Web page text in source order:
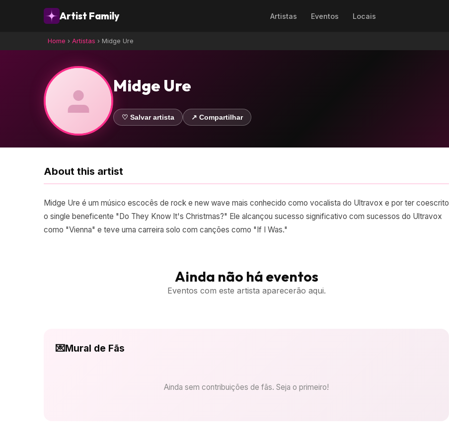
Artist Family Artistas Eventos Locais
Home › Artistas › Midge Ure
Midge Ure
♡ Salvar artista ↗ Compartilhar
About this artist
Midge Ure é um músico escocês de rock e new wave mais conhecido como vocalista do Ultravox e por ter coescrito
o single beneficente "Do They Know It's Christmas?" Ele alcançou sucesso significativo com sucessos do Ultravox
como "Vienna" e teve uma carreira solo com canções como "If I Was."
Ainda não há eventos
Eventos com este artista aparecerão aqui.
💌Mural de Fãs
Ainda sem contribuições de fãs. Seja o primeiro!